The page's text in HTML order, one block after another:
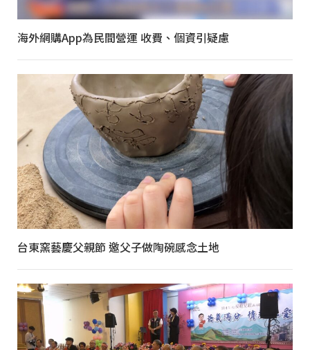
海外網購App為民間營運 收費、個資引疑慮
台東窯藝慶父親節 邀父子做陶碗感念土地